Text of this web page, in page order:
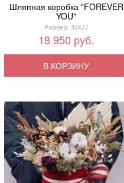
Шляпная коробка "FOREVER
YOU"
Размер: 32x27
18 950 руб.
В КОРЗИНУ